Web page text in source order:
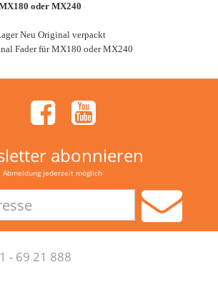
oder MX240
Neu Original verpackt
Fader für MX180 oder MX240
abonnieren
Abmeldung jederzeit möglich
- 69 21 888